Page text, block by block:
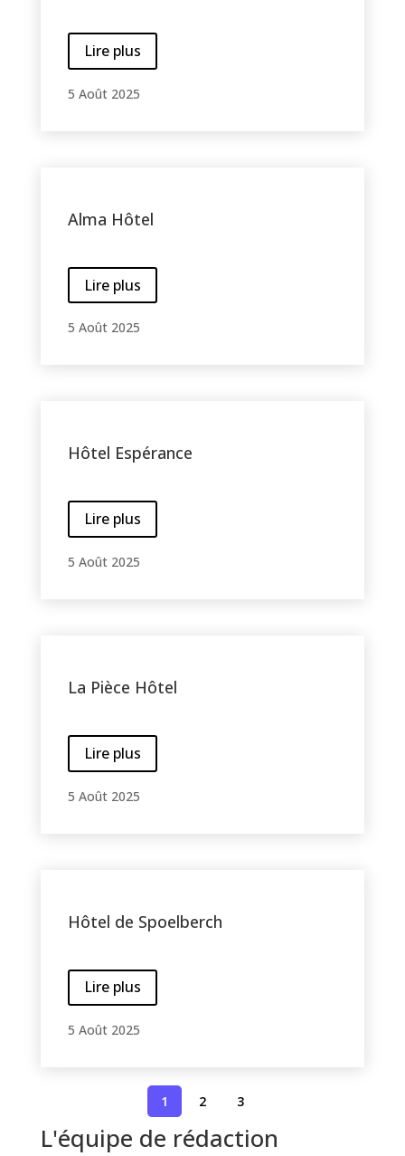
Lire plus
5 Août 2025
Alma Hôtel
Lire plus
5 Août 2025
Hôtel Espérance
Lire plus
5 Août 2025
La Pièce Hôtel
Lire plus
5 Août 2025
Hôtel de Spoelberch
Lire plus
5 Août 2025
1 2 3
L'équipe de rédaction